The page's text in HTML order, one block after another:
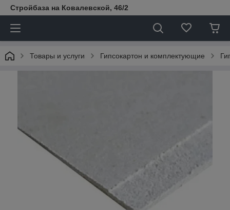
Стройбаза на Ковалевской, 46/2
Товары и услуги Гипсокартон и комплектующие